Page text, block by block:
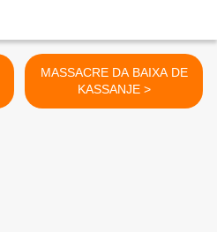
MASSACRE DA BAIXA DE
KASSANJE >